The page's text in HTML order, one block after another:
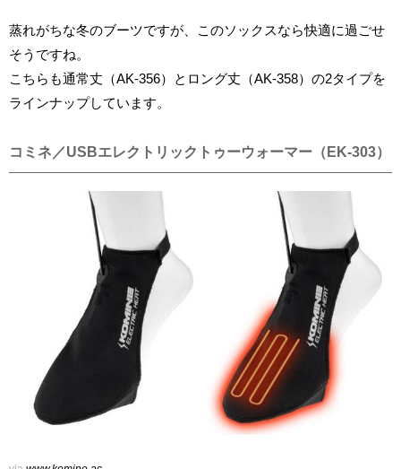
蒸れがちな冬のブーツですが、このソックスなら快適に過ごせ
そうですね。
こちらも通常丈（AK-356）とロング丈（AK-358）の2タイプを
ラインナップしています。
コミネ／USBエレクトリックトゥーウォーマー（EK-303）